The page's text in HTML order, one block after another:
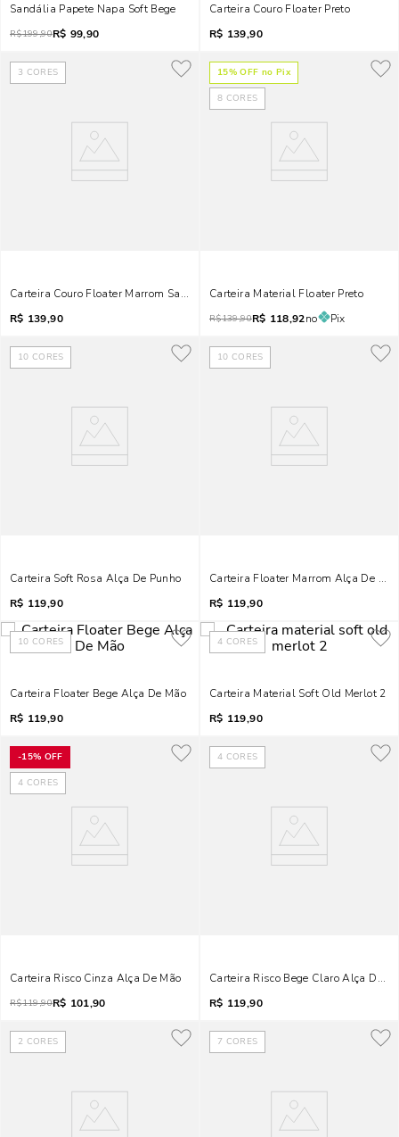
Sandália Papete Napa Soft Bege
R$199,90R$ 99,90
Carteira Couro Floater Preto
R$ 139,90
3 CORES
Carteira Couro Floater Marrom Safari
R$ 139,90
15% OFF no Pix
8 CORES
Carteira Material Floater Preto
R$139,90R$ 118,92no Pix
10 CORES
Carteira Soft Rosa Alça De Punho
R$ 119,90
10 CORES
Carteira Floater Marrom Alça De
R$ 119,90
10 CORES
Carteira Floater Bege Alça De Mão
R$ 119,90
4 CORES
Carteira Material Soft Old Merlot 2
R$ 119,90
-15% OFF
4 CORES
Carteira Risco Cinza Alça De Mão
R$119,90R$ 101,90
4 CORES
Carteira Risco Bege Claro Alça De
R$ 119,90
2 CORES 7 CORES